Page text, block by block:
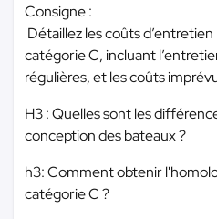
Consigne :
Détaillez les coûts
catégorie C, incluant
régulières, et les coûts
H3 : Quelles sont les
conception des bateaux ?
h3: Comment obtenir
catégorie C ?